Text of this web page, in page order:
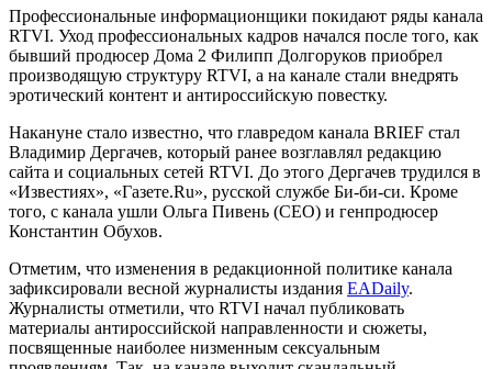
Профессиональные информационщики покидают ряды канала
RTVI. Уход профессиональных кадров начался после того, как
бывший продюсер Дома 2 Филипп Долгоруков приобрел
производящую структуру RTVI, а на канале стали внедрять
эротический контент и антироссийскую повестку.
Накануне стало известно, что главредом канала BRIEF стал
Владимир Дергачев, который ранее возглавлял редакцию
сайта и социальных сетей RTVI. До этого Дергачев трудился в
«Известиях», «Газете.Ru», русской службе Би-би-си. Кроме
того, с канала ушли Ольга Пивень (CEO) и генпродюсер
Константин Обухов.
Отметим, что изменения в редакционной политике канала
зафиксировали весной журналисты издания EADaily.
Журналисты отметили, что RTVI начал публиковать
материалы антироссийской направленности и сюжеты,
посвященные наиболее низменным сексуальным